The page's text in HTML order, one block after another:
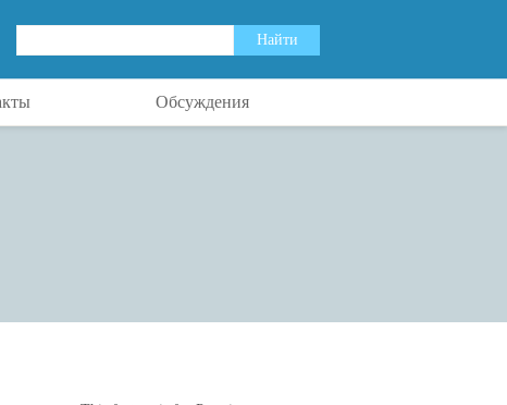
Обсуждения